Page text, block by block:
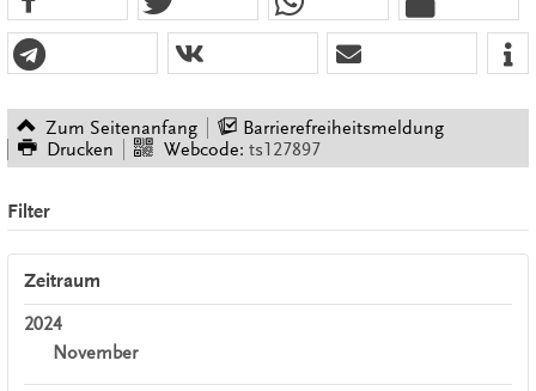
Zum Seitenanfang
Barrierefreiheitsmeldung
Drucken
Webcode: ts127897
Filter
Zeitraum
2024
November